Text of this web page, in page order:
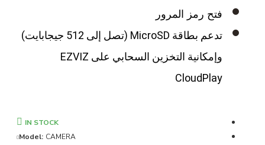
فتح رمز المرور
تدعم بطاقة MicroSD (تصل إلى 512 جيجابايت)
وإمكانية التخزين السحابي على EZVIZ
CloudPlay
IN STOCK
Model: CAMERA